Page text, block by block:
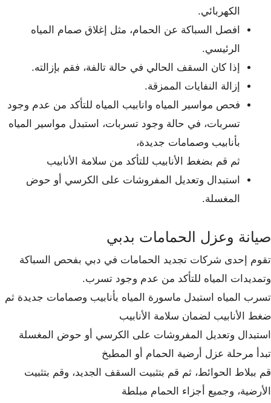
الكهربائي.
افصل السباكة عن الحمام، مثل إغلاق صمام المياه
الرئيسي.
إذا كان السقف الحالي في حالة تالفة، فقم بإزالته.
إزالة النفايات الممزقة.
فحص مواسير المياه وانابيب المياه للتأكد من عدم وجود
تسربات، في حالة وجود تسربات، استبدل مواسير المياه
بأنابيب وصمامات جديدة،
ثم قم بضغط الأنابيب للتأكد من سلامة الأنابيب
استبدال وتعديل المفروشات على الكرسي أو حوض
المغسلة.
صيانة وعزل الحمامات بدبي
تقوم إحدى شركات تجديد الحمامات في دبي بفحص السباكة
وتمديدات المياه للتأكد من عدم وجود تسرب.
تسرب المياه استبدل ماسورة المياه بأنابيب وصمامات جديدة ثم
ضغط الأنابيب لضمان سلامة الأنابيب
استبدال وتعديل المفروشات على الكرسي أو حوض المغسلة
تبدأ مرحلة عزل أرضية الحمام أو المطبخ
قم ببلاط الحوائط، ثم قم بتثبيت السقف الجديد، وقم بتثبيت
الأرضية، وجميع أجزاء الحمام مبلطة